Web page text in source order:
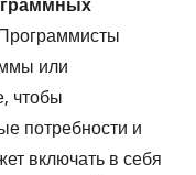
или
чтобы
потребности и
включать в себя